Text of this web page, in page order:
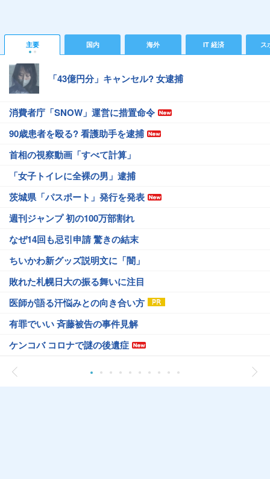
主要 国内 海外 IT 経済 ス
「43億円分」キャンセル? 女逮捕
消費者庁「SNOW」運営に措置命令
90歳患者を殴る? 看護助手を逮捕
首相の視察動画「すべて計算」
「女子トイレに全裸の男」逮捕
茨城県「パスポート」発行を発表
週刊ジャンプ 初の100万部割れ
なぜ14回も忌引申請 驚きの結末
ちいかわ新グッズ説明文に「闇」
敗れた札幌日大の振る舞いに注目
医師が語る汗悩みとの向き合い方
有罪でいい 斉藤被告の事件見解
ケンコバ コロナで謎の後遺症